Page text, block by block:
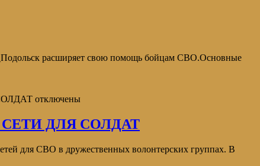
расширяет свою помощь бойцам СВО.Основные
отключены
ДЛЯ СОЛДАТ
для СВО в дружественных волонтерских группах. В